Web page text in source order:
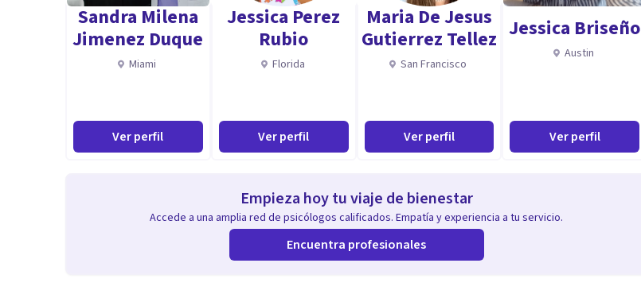
Sandra Milena
Jimenez Duque
Miami
Ver perfil
Jessica Perez
Rubio
Florida
Ver perfil
Maria De Jesus
Gutierrez Tellez
San Francisco
Ver perfil
Jessica Briseño
Austin
Ver perfil
Empieza hoy tu viaje de bienestar
Accede a una amplia red de psicólogos calificados. Empatía y experiencia a tu servicio.
Encuentra profesionales